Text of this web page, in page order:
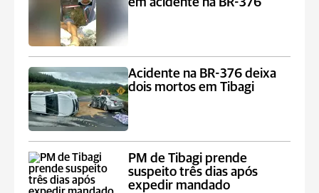
Acidente na BR-376 deixa
dois mortos em Tibagi
PM de Tibagi prende
suspeito três dias após
expedir mandado